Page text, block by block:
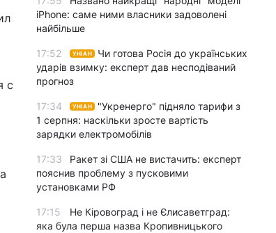
с
iPhone: саме ними власники задоволені
найбільше
17:52 УНІАН
Чи готова Росія до українських
ударів взимку: експерт дав несподіваний
прогноз
17:34 УНІАН
"Укренерго" підняло тарифи з
1 серпня: наскільки зросте вартість
зарядки електромобілів
17:33
Ракет зі США не вистачить: експерт
пояснив проблему з пусковими
установками РФ
17:15
Не Кіровоград і не Єлисаветград:
яка була перша назва Кропивницького